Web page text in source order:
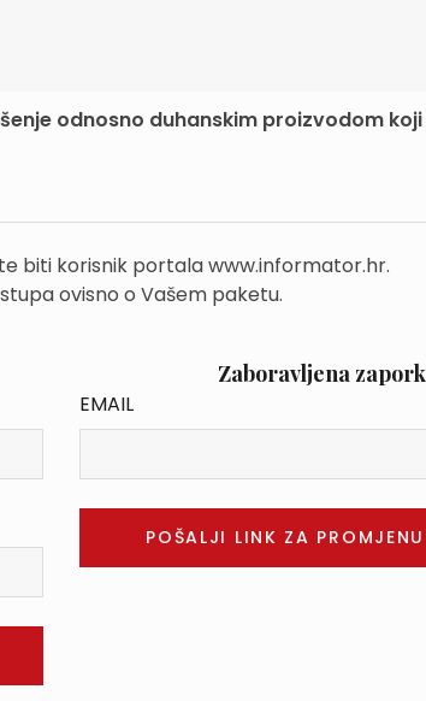
odnosno duhanskim proizvodom
biti korisnik portala www.informator.hr.
ovisno o Vašem paketu.
Zaboravljena
EMAIL